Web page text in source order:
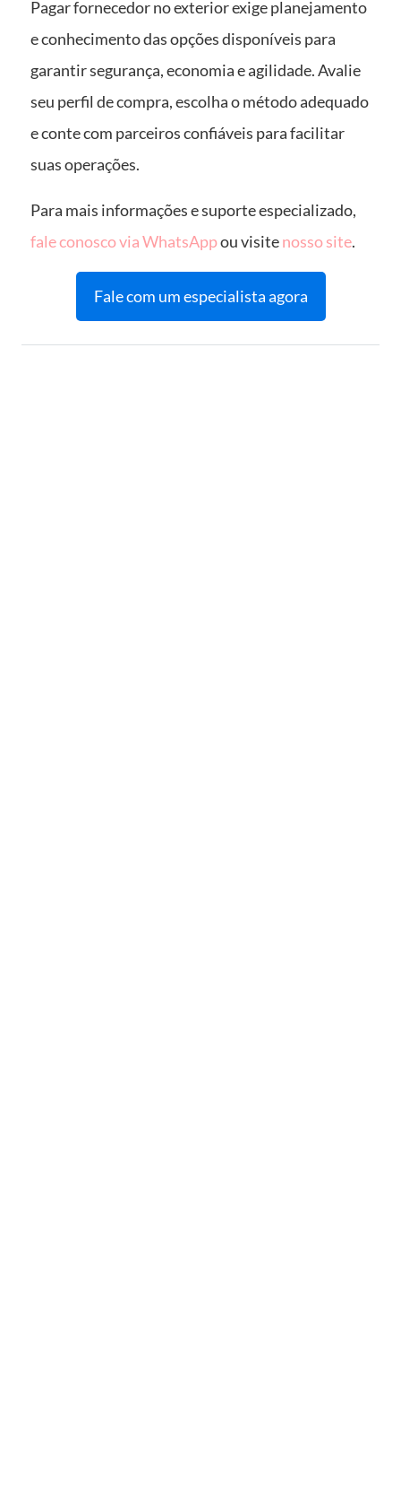
Pagar fornecedor no exterior exige planejamento
e conhecimento das opções disponíveis para
garantir segurança, economia e agilidade. Avalie
seu perfil de compra, escolha o método adequado
e conte com parceiros confiáveis para facilitar
suas operações.
Para mais informações e suporte especializado,
fale conosco via WhatsAppou visitenosso site.
Fale com um especialista agora